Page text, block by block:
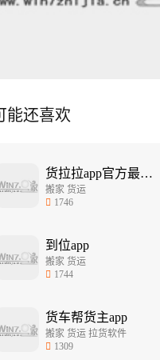
能还喜欢
货拉拉app官方最新版
搬家 货运
1746
到位app
搬家 货运
1744
货车帮货主app
搬家 货运 拉货软件
1309